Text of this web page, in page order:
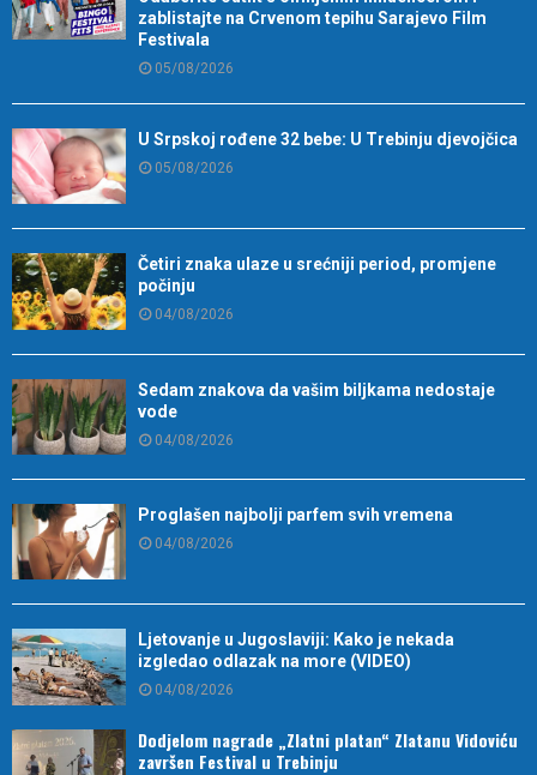
zablistajte na Crvenom tepihu Sarajevo Film
Festivala
05/08/2026
U Srpskoj rođene 32 bebe: U Trebinju djevojčica
05/08/2026
Četiri znaka ulaze u srećniji period, promjene
počinju
04/08/2026
Sedam znakova da vašim biljkama nedostaje
vode
04/08/2026
Proglašen najbolji parfem svih vremena
04/08/2026
Ljetovanje u Jugoslaviji: Kako je nekada
izgledao odlazak na more (VIDEO)
04/08/2026
Dodjelom nagrade „Zlatni platan“ Zlatanu Vidoviću
završen Festival u Trebinju